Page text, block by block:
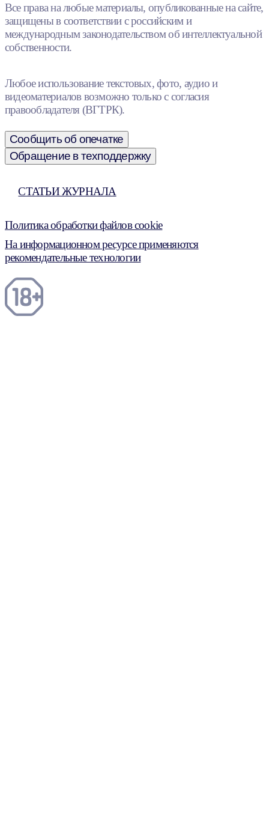
Все права на любые материалы, опубликованные на сайте,
защищены в соответствии с российским и
международным законодательством об интеллектуальной
собственности.
Любое использование текстовых, фото, аудио и
видеоматериалов возможно только с согласия
правообладателя (ВГТРК).
Сообщить об опечатке
Обращение в техподдержку
СТАТЬИ ЖУРНАЛА
Политика обработки файлов cookie
На информационном ресурсе применяются
рекомендательные технологии